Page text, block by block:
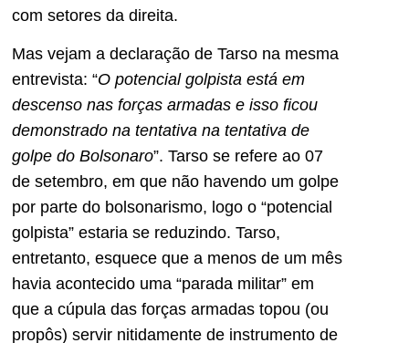
com setores da direita.
Mas vejam a declaração de Tarso na mesma
entrevista: “O potencial golpista está em
descenso nas forças armadas e isso ficou
demonstrado na tentativa na tentativa de
golpe do Bolsonaro”. Tarso se refere ao 07
de setembro, em que não havendo um golpe
por parte do bolsonarismo, logo o “potencial
golpista” estaria se reduzindo. Tarso,
entretanto, esquece que a menos de um mês
havia acontecido uma “parada militar” em
que a cúpula das forças armadas topou (ou
propôs) servir nitidamente de instrumento de